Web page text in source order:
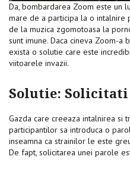
Da, bombardarea Zoom este un
mare de a participa la o intalnire
de la muzica zgomotoasa la
sunt imune. Daca cineva Zoom-a
exista o solutie care este
viitoarele invazii.
Solutie: Solicitati
Gazda care creeaza intalnirea si
participantilor sa introduca o
inseamna ca strainilor le este
De fapt, solicitarea unei parole